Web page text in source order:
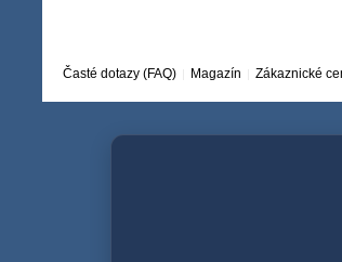
Časté dotazy (FAQ) Magazín Zákaznické